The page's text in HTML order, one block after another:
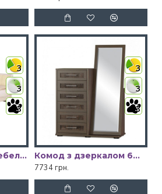
3
3
3
Ліжко 140 Токіо Мебель Сервіс
3
3
3
Комод з дзеркалом 6Ш Токіо Мебель Сервіс
7734 грн.